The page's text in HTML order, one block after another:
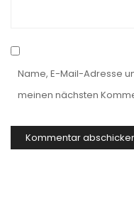
Name, E-Mail-Adresse
meinen nächsten